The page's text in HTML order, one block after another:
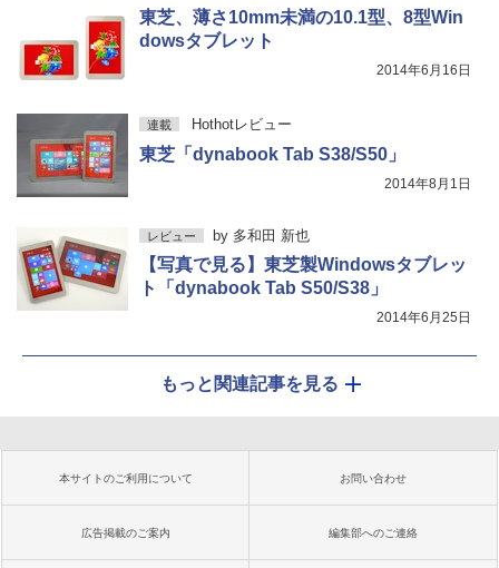
東芝、薄さ10mm未満の10.1型、8型Win
dowsタブレット
2014年6月16日
連載 Hothotレビュー
東芝「dynabook Tab S38/S50」
2014年8月1日
レビュー by 多和田 新也
【写真で見る】東芝製Windowsタブレッ
ト「dynabook Tab S50/S38」
2014年6月25日
もっと関連記事を見る
本サイトのご利用について お問い合わせ
広告掲載のご案内 編集部へのご連絡